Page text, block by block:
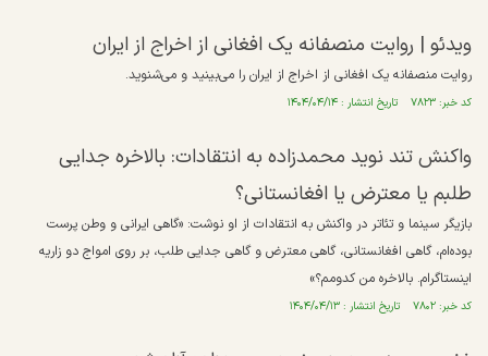
ویدئو |‌ روایت منصفانه یک افغانی از اخراج از ایران
روایت منصفانه یک افغانی از اخراج از ایران را می‌بینید و می‌شنوید.
کد خبر: ۷۸۲۳ تاریخ انتشار : ۱۴۰۴/۰۴/۱۴
واکنش تند نوید محمدزاده به انتقادات: بالاخره جدایی
طلبم یا معترض یا افغانستانی؟
بازیگر سینما و تئاتر در واکنش به انتقادات از او نوشت: «گاهی ایرانی و وطن پرست
بوده‌ام، گاهی افغانستانی، گاهی معترض و گاهی جدایی طلب، بر روی امواج دو زاریه
اینستاگرام. بالاخره من کدومم؟»
کد خبر: ۷۸۰۲ تاریخ انتشار : ۱۴۰۴/۰۴/۱۳